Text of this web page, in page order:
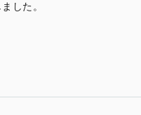
した。